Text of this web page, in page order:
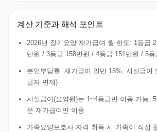
계산 기준과 해석 포인트
2026년 장기요양 재가급여 월 한도: 1등급
만원 / 3등급 158만원 / 4등급 151만원 / 5등
본인부담률: 재가급여 일반 15%, 시설급여
급자 면제)
시설급여(요양원)는 1~4등급만 이용 가능,
은 재가급여만 이용
가족요양보호사 자격 취득 시 가족이 직접